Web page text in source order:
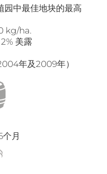
园中最佳地块的最高
kg/ha.
美露
年及2009年）
月